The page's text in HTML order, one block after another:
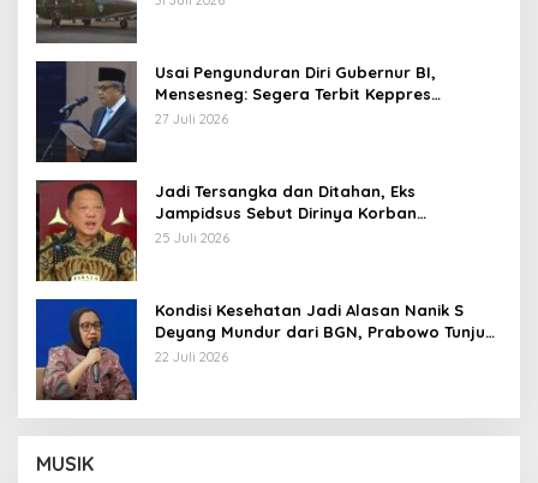
Usai Pengunduran Diri Gubernur BI,
Mensesneg: Segera Terbit Keppres
Pemberhentian dengan Hormat
27 Juli 2026
Jadi Tersangka dan Ditahan, Eks
Jampidsus Sebut Dirinya Korban
Kriminalisasi
25 Juli 2026
Kondisi Kesehatan Jadi Alasan Nanik S
Deyang Mundur dari BGN, Prabowo Tunjuk
Wamentan Sudaryono
22 Juli 2026
MUSIK